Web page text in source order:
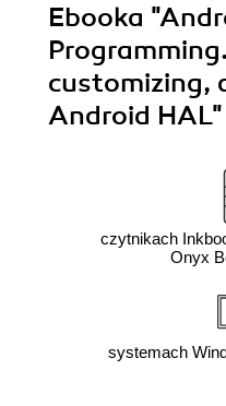
Ebooka
customizing,
Android HAL"
czytnikach
Onyx
systemach